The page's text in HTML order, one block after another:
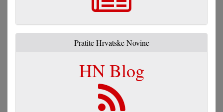
Pratite Hrvatske Novine
HN Blog